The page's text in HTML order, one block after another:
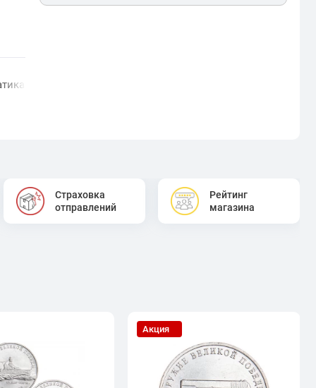
южного полушария
Страховка
отправлений
Рейтинг
магазина
Акция